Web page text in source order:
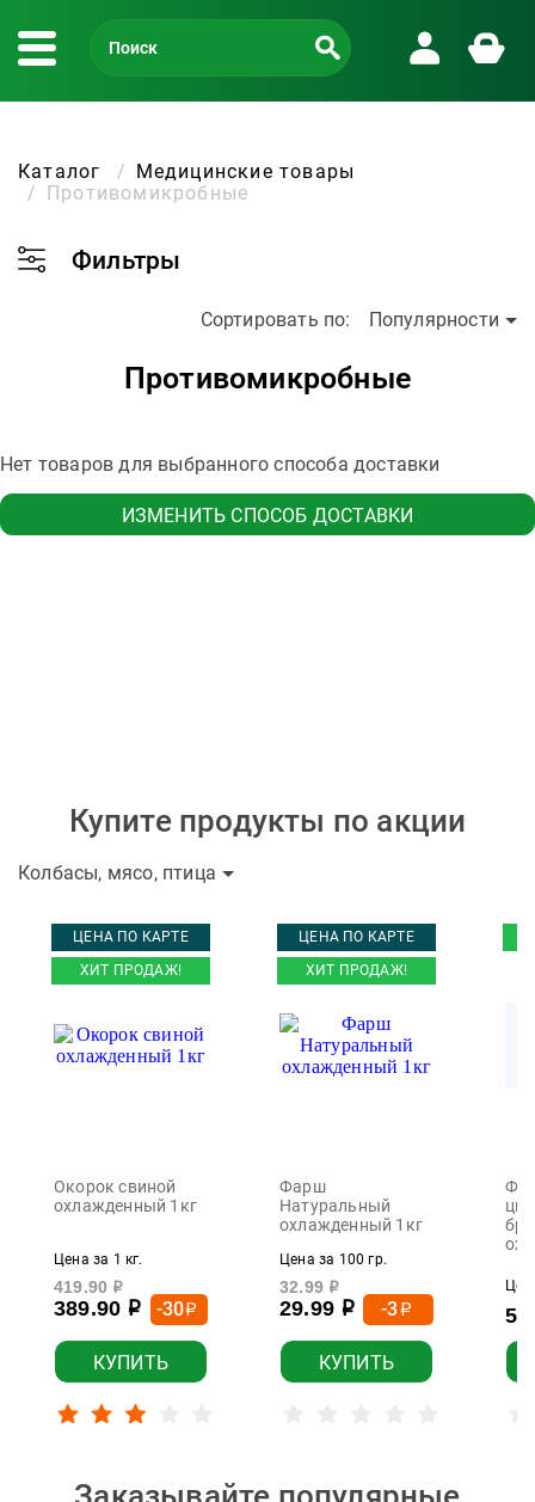
Каталог
Медицинские товары
Противомикробные
Фильтры
Сортировать по: Популярности
Противомикробные
Нет товаров для выбранного способа доставки
ИЗМЕНИТЬ СПОСОБ ДОСТАВКИ
Купите продукты по акции
Колбасы, мясо, птица
ЦЕНА ПО КАРТЕ
ХИТ ПРОДАЖ!
Окорок свиной
охлажденный 1кг
Цена за 1 кг.
419.90 р
389.90 р -30р
КУПИТЬ
ЦЕНА ПО КАРТЕ
ХИТ ПРОДАЖ!
Фарш
Натуральный
охлажденный 1кг
Цена за 100 гр.
32.99 р
29.99 р -3р
КУПИТЬ